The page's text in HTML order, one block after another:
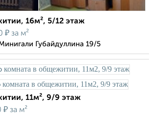
16м², 5/12 этаж
₽ за м²
Губайдуллина 19/5
11м², 9/9 этаж
₽ за м²